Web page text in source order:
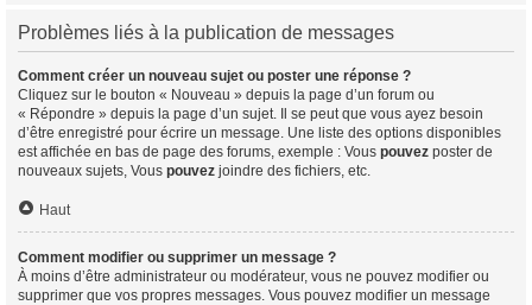
Problèmes liés à la publication de messages
Comment créer un nouveau sujet ou poster une réponse ?
Cliquez sur le bouton « Nouveau » depuis la page d’un forum ou
« Répondre » depuis la page d’un sujet. Il se peut que vous ayez besoin
d’être enregistré pour écrire un message. Une liste des options disponibles
est affichée en bas de page des forums, exemple : Vous pouvez poster de
nouveaux sujets, Vous pouvez joindre des fichiers, etc.
Haut
Comment modifier ou supprimer un message ?
À moins d’être administrateur ou modérateur, vous ne pouvez modifier ou
supprimer que vos propres messages. Vous pouvez modifier un message